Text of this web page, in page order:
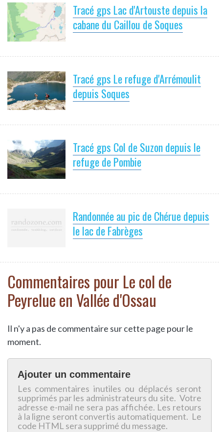
Tracé gps Lac d'Artouste depuis la
cabane du Caillou de Soques
Tracé gps Le refuge d'Arrémoulit
depuis Soques
Tracé gps Col de Suzon depuis le
refuge de Pombie
Randonnée au pic de Chérue depuis
le lac de Fabrèges
Commentaires pour Le col de
Peyrelue en Vallée d'Ossau
Il n'y a pas de commentaire sur cette page pour le
moment.
Ajouter un commentaire
Les commentaires inutiles ou déplacés seront
supprimés par les administrateurs du site. Votre
adresse e-mail ne sera pas affichée. Les retours
à la ligne seront convertis automatiquement. Le
code HTML sera supprimé du message.